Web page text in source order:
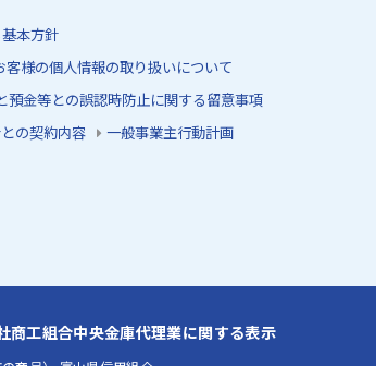
本方針
客様の個人情報の取り扱いについて
預金等との誤認時防止に関する留意事項
の契約内容
一般事業主行動計画
商工組合中央金庫代理業に関する表示